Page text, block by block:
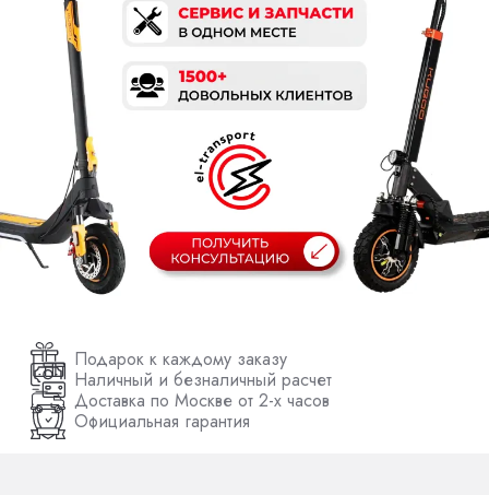
Подарок к каждому заказу
Наличный и безналичный расчет
Доставка по Москве от 2-х часов
Официальная гарантия